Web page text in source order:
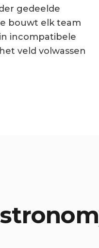
gedeelde
bouwt elk team
incompatibele
veld volwassen